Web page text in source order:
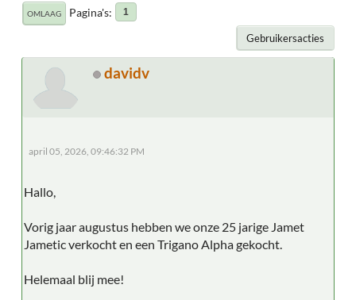
OMLAAG Pagina's 1
Gebruikersacties
davidv
april 05, 2026, 09:46:32 PM
Hallo,
Vorig jaar augustus hebben we onze 25 jarige Jamet
Jametic verkocht en een Trigano Alpha gekocht.
Helemaal blij mee!